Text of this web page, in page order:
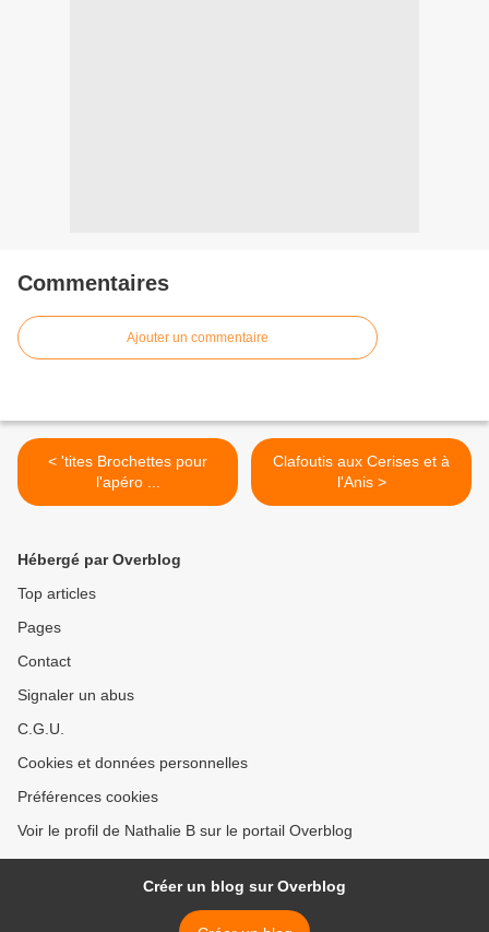
Commentaires
Ajouter un commentaire
< 'tites Brochettes pour
l'apéro ...
Clafoutis aux Cerises et à
l'Anis >
Hébergé par Overblog
Top articles
Pages
Contact
Signaler un abus
C.G.U.
Cookies et données personnelles
Préférences cookies
Voir le profil de Nathalie B sur le portail Overblog
Créer un blog sur Overblog